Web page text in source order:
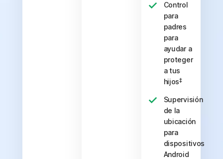
Control
para
padres
para
ayudar a
proteger
a tus
hijos‡
Supervisión
de la
ubicación
para
dispositivos
Android